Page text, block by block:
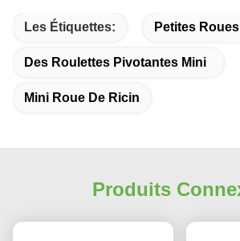
Les Étiquettes: Petites
Des Roulettes Pivotantes Mini
Mini Roue De Ricin
Produits